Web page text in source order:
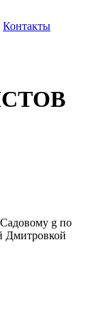
Контакты
g по
Дмитровкой